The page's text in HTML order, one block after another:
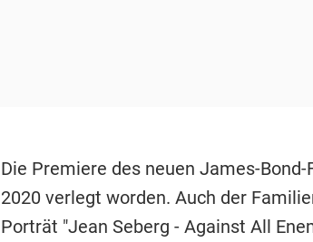
Die Premiere des neuen James-
2020 verlegt worden. Auch der
Porträt "Jean Seberg - Against All